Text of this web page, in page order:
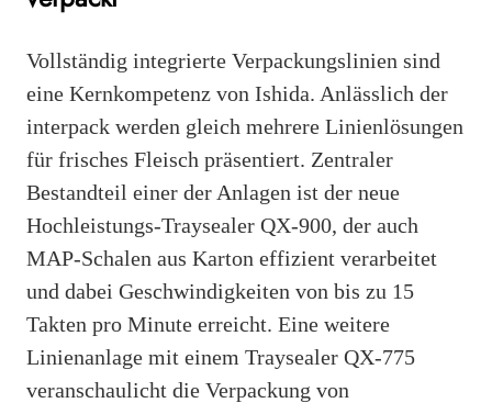
Vollständig integrierte Verpackungslinien sind
eine Kernkompetenz von Ishida. Anlässlich der
interpack werden gleich mehrere Linienlösungen
für frisches Fleisch präsentiert. Zentraler
Bestandteil einer der Anlagen ist der neue
Hochleistungs-Traysealer QX-900, der auch
MAP-Schalen aus Karton effizient verarbeitet
und dabei Geschwindigkeiten von bis zu 15
Takten pro Minute erreicht. Eine weitere
Linienanlage mit einem Traysealer QX-775
veranschaulicht die Verpackung von